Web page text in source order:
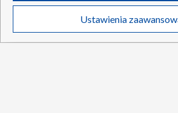
Transmisje
Centrum informacji
Twoje dane osobowe zbierane podczas
poszczególnych serwisówna Portalu, takie jak
Ustawienia